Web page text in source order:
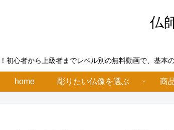
仏
初心者から上級者までレベル別の無料動画で、基本
home 彫りたい仏像を選ぶ 商